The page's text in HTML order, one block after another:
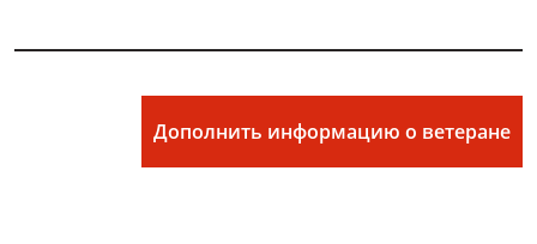
Дополнить информацию о ветеране